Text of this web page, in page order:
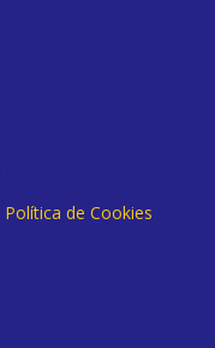
Política de Cookies